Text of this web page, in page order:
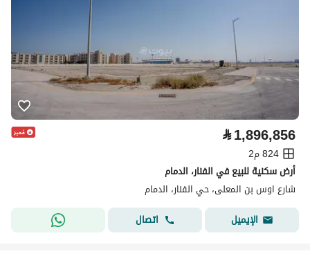
⃁1,896,856
824 م2
أرض سكنية للبيع في الفنار، الدمام
شارع اوس بن المعلى، حي الفنار، الدمام
الإيميل
اتصال